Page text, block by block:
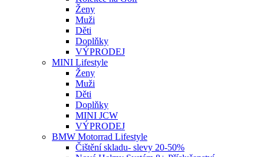
Ženy
Muži
Děti
Doplňky
VÝPRODEJ
MINI Lifestyle
Ženy
Muži
Děti
Doplňky
MINI JCW
VÝPRODEJ
BMW Motorrad Lifestyle
Čištění skladu- slevy 20-50%